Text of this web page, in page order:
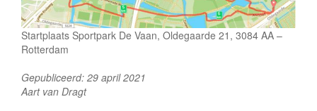
Startplaats Sportpark De Vaan, Oldegaarde 21, 3084 AA –
Rotterdam
Gepubliceerd: 29 april 2021
Aart van Dragt